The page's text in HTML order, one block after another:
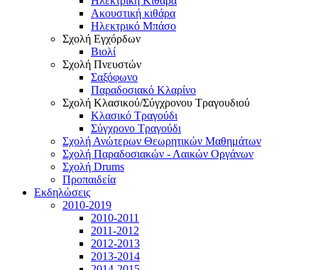
Ακουστική κιθάρα
Ηλεκτρικό Μπάσο
Σχολή Εγχόρδων
Βιολί
Σχολή Πνευστών
Σαξόφωνο
Παραδοσιακό Κλαρίνο
Σχολή Κλασικού/Σύγχρονου Τραγουδιού
Κλασικό Τραγούδι
Σύγχρονο Τραγούδι
Σχολή Ανώτερων Θεωρητικών Μαθημάτων
Σχολή Παραδοσιακών - Λαικών Οργάνων
Σχολή Drums
Προπαιδεία
Εκδηλώσεις
2010-2019
2010-2011
2011-2012
2012-2013
2013-2014